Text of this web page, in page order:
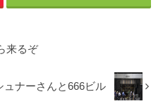
来るぞ
ナーさんと666ビル